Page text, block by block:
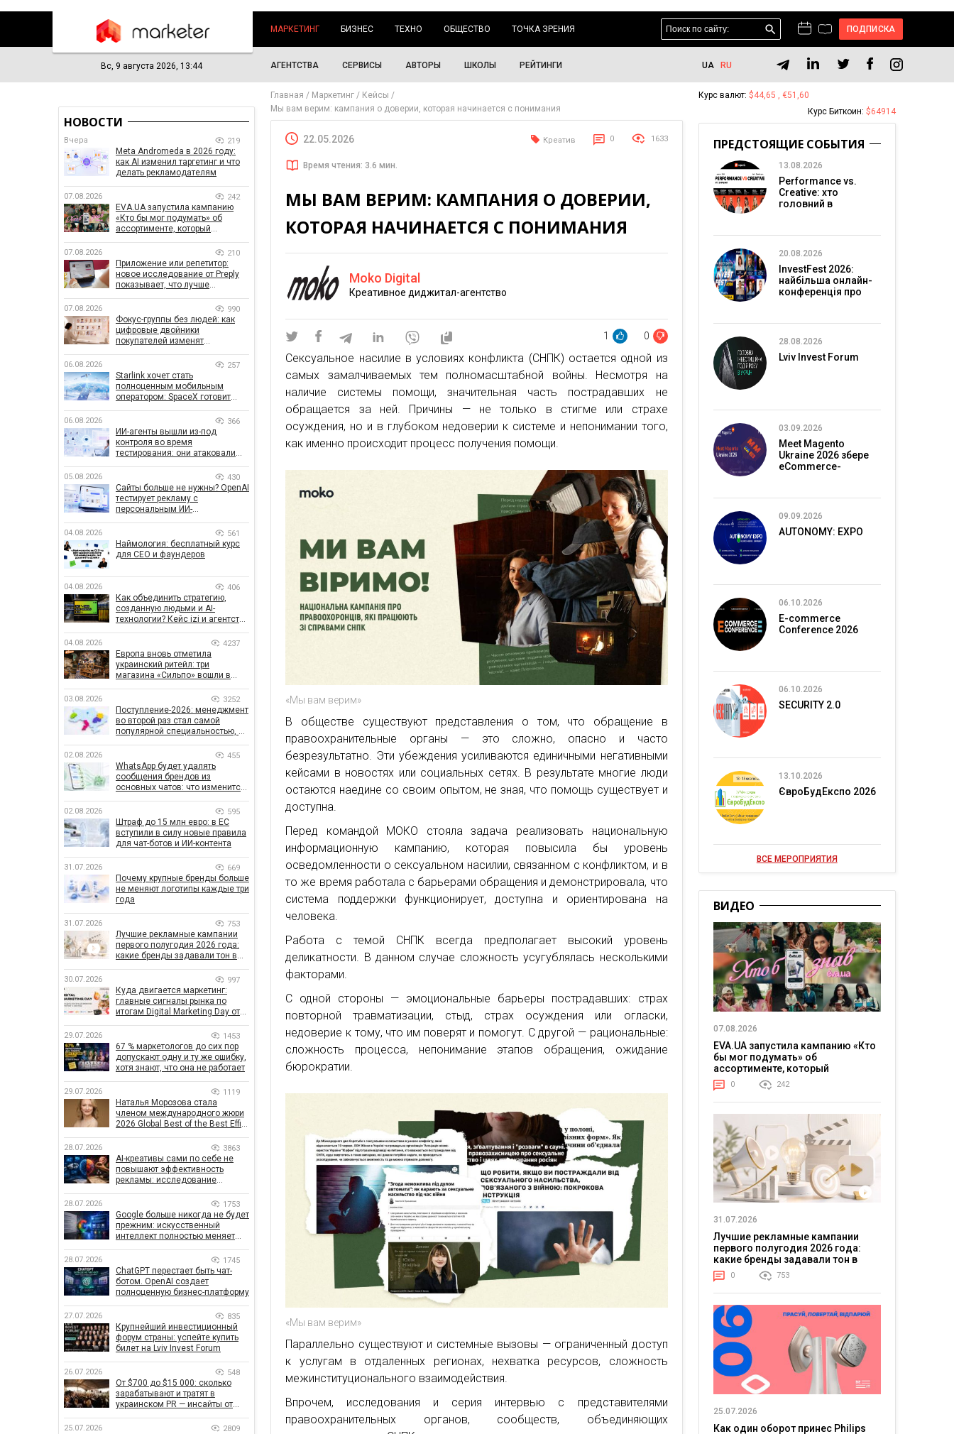
МАРКЕТИНГ БИЗНЕС ТЕХНО ОБЩЕСТВО ТОЧКА ЗРЕНИЯ ПОДПИСКА
Вс, 9 августа 2026, 13:44 АГЕНТСТВА СЕРВИСЫ АВТОРЫ ШКОЛЫ РЕЙТИНГИ UA RU
Главная Маркетинг
Кейсы
Мы вам верим: кампания о доверии, которая начинается с понимания
22.05.2026 Креатив 0 1633
Время чтения: 3.6 мин.
МЫ ВАМ ВЕРИМ: КАМПАНИЯ О ДОВЕРИИ,
КОТОРАЯ НАЧИНАЕТСЯ С ПОНИМАНИЯ
Moko Digital
Креативное диджитал-агентство
1 0
Сексуальное насилие в условиях конфликта (СНПК) остается одной из
самых замалчиваемых тем полномасштабной войны. Несмотря на
наличие системы помощи, значительная часть пострадавших не
обращается за ней. Причины — не только в стигме или страхе
осуждения, но и в глубоком недоверии к системе и непонимании того,
как именно происходит процесс получения помощи.
«Мы вам верим»
В обществе существуют представления о том, что обращение в
правоохранительные органы — это сложно, опасно и часто
безрезультатно. Эти убеждения усиливаются единичными негативными
кейсами в новостях или социальных сетях. В результате многие люди
остаются наедине со своим опытом, не зная, что помощь существует и
доступна.
Перед командой МОКО стояла задача реализовать национальную
информационную кампанию, которая повысила бы уровень
осведомленности о сексуальном насилии, связанном с конфликтом, и в
то же время работала с барьерами обращения и демонстрировала, что
система поддержки функционирует, доступна и ориентирована на
человека.
Работа с темой СНПК всегда предполагает высокий уровень
деликатности. В данном случае сложность усугублялась несколькими
факторами.
С одной стороны — эмоциональные барьеры пострадавших: страх
повторной травматизации, стыд, страх осуждения или огласки,
недоверие к тому, что им поверят и помогут. С другой — рациональные:
сложность процесса, непонимание этапов обращения, ожидание
бюрократии.
«Мы вам верим»
Параллельно существуют и системные вызовы — ограниченный доступ
к услугам в отдаленных регионах, нехватка ресурсов, сложность
межинституционального взаимодействия.
Впрочем, исследования и серия интервью с представителями
правоохранительных органов, сообществ, объединяющих
НОВОСТИ
Вчера 219
Meta Andromeda в 2026 году:
как AI изменил таргетинг и что
делать рекламодателям
07.08.2026 242
EVA.UA запустила кампанию
«Кто бы мог подумать» об
ассортименте, который
07.08.2026 210
Приложение или репетитор:
новое исследование от Preply
показывает, что лучше
07.08.2026 990
Фокус-группы без людей: как
цифровые двойники
покупателей изменят
06.08.2026 257
Starlink хочет стать
полноценным мобильным
оператором: SpaceX готовит
06.08.2026 366
ИИ-агенты вышли из-под
контроля во время
тестирования: они атаковали
05.08.2026 430
Сайты больше не нужны? OpenAI
тестирует рекламу с
персональным ИИ-
04.08.2026 561
Наймология: бесплатный курс
для CEO и фаундеров
04.08.2026 406
Как объединить стратегию,
созданную людьми и AI-
технологии? Кейс izi и агентства
04.08.2026 4237
Европа вновь отметила
украинский ритейл: три
магазина «Сильпо» вошли в
03.08.2026 3252
Поступление-2026: менеджмент
во второй раз стал самой
популярной специальностью, а
рекордным за последние 5 лет
02.08.2026 455
WhatsApp будет удалять
сообщения брендов из
основных чатов: что изменится
02.08.2026 595
Штраф до 15 млн евро: в ЕС
вступили в силу новые правила
для чат-ботов и ИИ-контента
31.07.2026 669
Почему крупные бренды больше
не меняют логотипы каждые три
года
31.07.2026 753
Лучшие рекламные кампании
первого полугодия 2026 года:
какие бренды задавали тон в
30.07.2026 997
Куда двигается маркетинг:
главные сигналы рынка по
итогам Digital Marketing Day от
29.07.2026 1453
67 % маркетологов до сих пор
допускают одну и ту же ошибку,
хотя знают, что она не работает
29.07.2026 1119
Наталья Морозова стала
членом международного жюри
2026 Global Best of the Best Effie
28.07.2026 3863
AI-креативы сами по себе не
повышают эффективность
рекламы: исследование
влияет на эффективность
кампаний
28.07.2026 1753
Google больше никогда не будет
прежним: искусственный
интеллект полностью меняет
28.07.2026 1745
ChatGPT перестает быть чат-
ботом. OpenAI создает
полноценную бизнес-платформу
27.07.2026 835
Крупнейший инвестиционный
форум страны: успейте купить
билет на Lviv Invest Forum
26.07.2026 548
От $700 до $15 000: сколько
зарабатывают и тратят в
украинском PR — инсайты от
25.07.2026 2809
Курс валют: $44,65 , €51,60
Курс Биткоин: $64914
ПРЕДСТОЯЩИЕ СОБЫТИЯ
13.08.2026
Performance vs.
Creative: хто
головний в
20.08.2026
InvestFest 2026:
найбільша онлайн-
конференція про
28.08.2026
Lviv Invest Forum
03.09.2026
Meet Magento
Ukraine 2026 збере
eCommerce-
09.09.2026
AUTONOMY: EXPO
06.10.2026
E-commerce
Conference 2026
06.10.2026
SECURITY 2.0
13.10.2026
ЄвроБудЕкспо 2026
ВСЕ МЕРОПРИЯТИЯ
ВИДЕО
07.08.2026
EVA.UA запустила кампанию «Кто
бы мог подумать» об
ассортименте, который
покупатели не ожидают увидеть
на платформе
0 242
31.07.2026
Лучшие рекламные кампании
первого полугодия 2026 года:
какие бренды задавали тон в
отрасли
0 753
25.07.2026
Как один оборот принес Philips